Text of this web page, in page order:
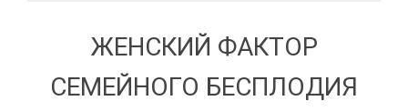
ЖЕНСКИЙ ФАКТОР
СЕМЕЙНОГО БЕСПЛОДИЯ